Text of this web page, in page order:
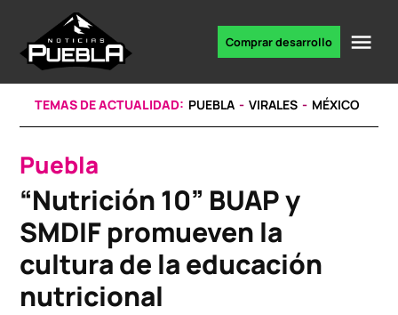
content
noticias
Comprar desarrollo
TEMAS DE ACTUALIDAD: PUEBLA VIRALES MÉXICO
POSTED
IN
Puebla
“Nutrición 10” BUAP y
SMDIF promueven la
cultura de la educación
nutricional